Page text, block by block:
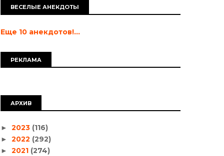
ВЕСЕЛЫЕ АНЕКДОТЫ
Еще 10 анекдотов!...
РЕКЛАМА
АРХИВ
► 2023 (116)
► 2022 (292)
► 2021 (274)